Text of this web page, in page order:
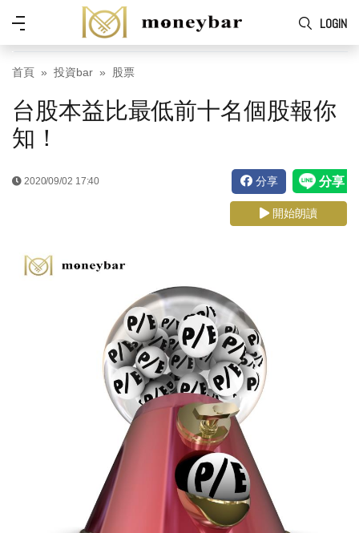
Skip to main content
LOGIN
功
能
表
首頁 投資bar 股票
台股本益比最低前十名個股報你
知！
2020/09/02 17:40 分享
開始朗讀